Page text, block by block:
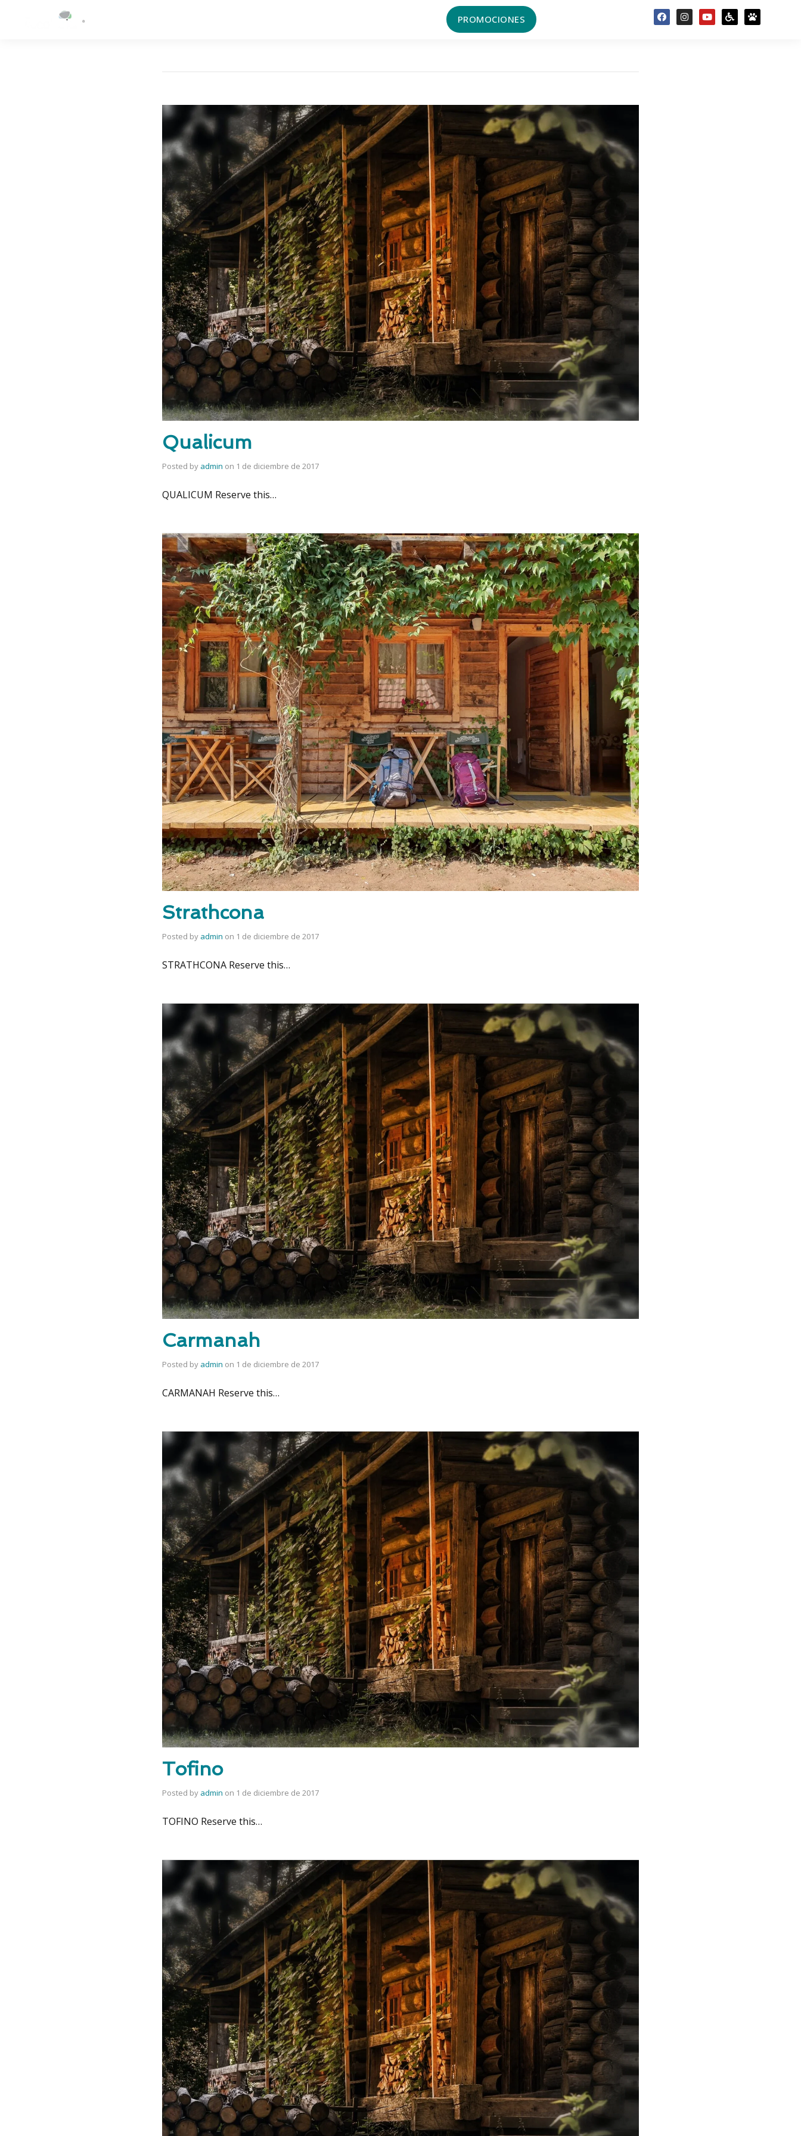
PROMOCIONES
Qualicum
Posted by admin on 1 de diciembre de 2017
QUALICUM Reserve this…
Strathcona
Posted by admin on 1 de diciembre de 2017
STRATHCONA Reserve this…
Carmanah
Posted by admin on 1 de diciembre de 2017
CARMANAH Reserve this…
Tofino
Posted by admin on 1 de diciembre de 2017
TOFINO Reserve this…